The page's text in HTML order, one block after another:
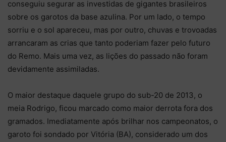
conseguiu segurar as investidas de gigantes brasileiros
sobre os garotos da base azulina. Por um lado, o tempo
sorriu e o sol apareceu, mas por outro, chuvas e trovoadas
arrancaram as crias que tanto poderiam fazer pelo futuro
do Remo. Mais uma vez, as lições do passado não foram
devidamente assimiladas.
O maior destaque daquele grupo do sub-20 de 2013, o
meia Rodrigo, ficou marcado como maior derrota fora dos
gramados. Imediatamente após brilhar nos campeonatos, o
garoto foi sondado por Vitória (BA), considerado um dos